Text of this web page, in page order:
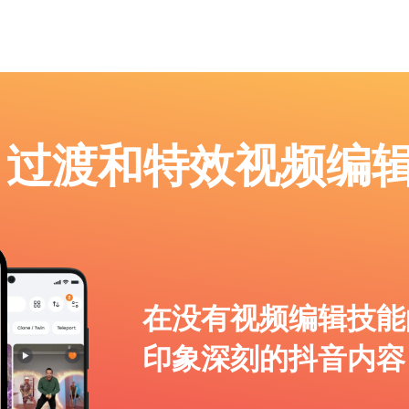
渡和特效视频编
在没有视频编辑技
印象深刻的抖音内